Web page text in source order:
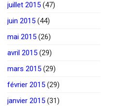
juillet 2015 (47)
juin 2015 (44)
mai 2015 (26)
avril 2015 (29)
mars 2015 (29)
février 2015 (29)
janvier 2015 (31)